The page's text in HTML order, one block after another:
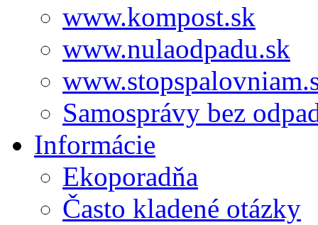
www.kompost.sk
www.nulaodpadu.sk
Samosprávy bez
Informácie
Ekoporadňa
Často kladené otázky